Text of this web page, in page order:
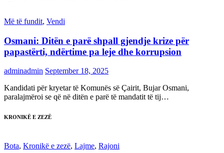
Më të fundit, Vendi
Osmani: Ditën e parë shpall gjendje krize për
papastërti, ndërtime pa leje dhe korrupsion
adminadmin September 18, 2025
Kandidati për kryetar të Komunës së Çairit, Bujar Osmani,
paralajmëroi se që në ditën e parë të mandatit të tij…
KRONIKË E ZEZË
Bota, Kronikë e zezë, Lajme, Rajoni